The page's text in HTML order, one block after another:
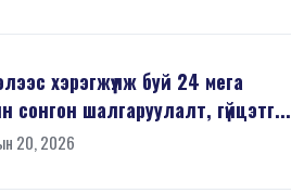
хэрэгжүүлж буй 24 мега
сонгон шалгаруулалт, гүйцэтг...
20, 2026